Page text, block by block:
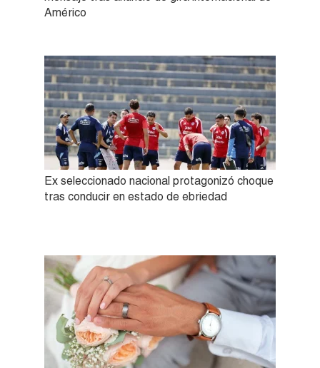
Américo
Ex seleccionado nacional protagonizó choque
tras conducir en estado de ebriedad